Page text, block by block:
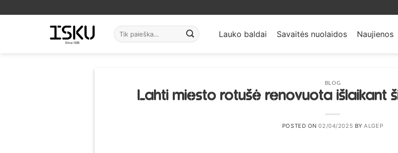
to
Ieškoti: Lauko baldai Savaitės nuolaidos Naujienos
BLOG
Lahti miesto rotušė renovuota išlaikant
POSTED ON02/04/2025 BY ALGEP